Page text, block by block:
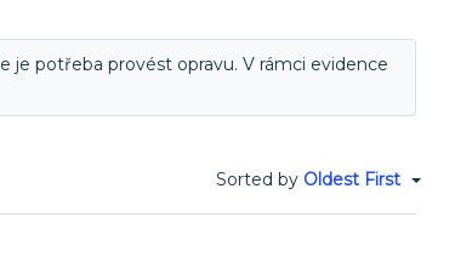
je potřeba provést opravu. V rámci evidence
Sorted by Oldest First